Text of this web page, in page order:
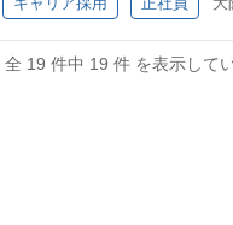
わって頂きます。案件によっ
務経験もしくは知識をお持
e等）での業務経験、知識を
ステム開発・運用保守まで
全 19 件中 19 件 を表示して